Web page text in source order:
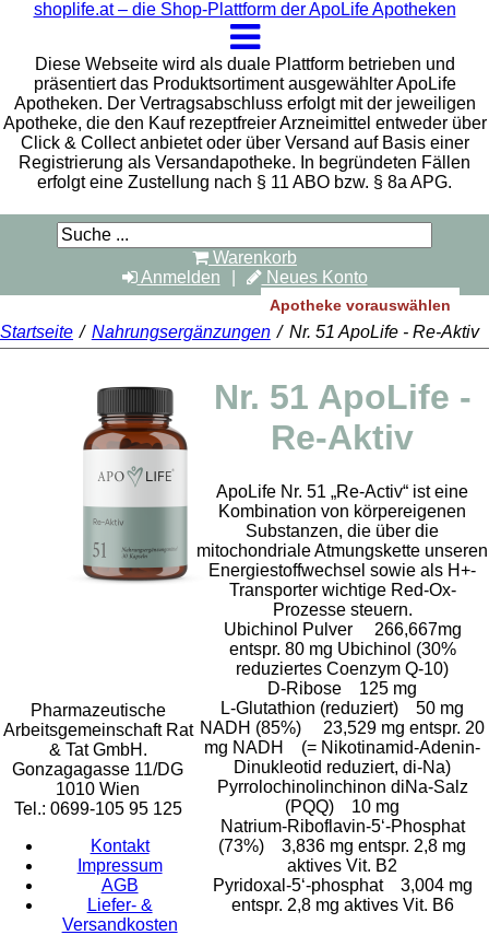
shoplife.at – die Shop-Plattform der ApoLife Apotheken
Diese Webseite wird als duale Plattform betrieben und
präsentiert das Produktsortiment ausgewählter ApoLife
Apotheken. Der Vertragsabschluss erfolgt mit der jeweiligen
Apotheke, die den Kauf rezeptfreier Arzneimittel entweder über
Click & Collect anbietet oder über Versand auf Basis einer
Registrierung als Versandapotheke. In begründeten Fällen
erfolgt eine Zustellung nach § 11 ABO bzw. § 8a APG.
Warenkorb
Anmelden
Neues Konto
Apotheke vorauswählen
Startseite / Nahrungsergänzungen / Nr. 51 ApoLife - Re-Aktiv
Nr. 51 ApoLife -
Re-Aktiv
ApoLife Nr. 51 „Re-Activ“ ist eine
Kombination von körpereigenen
Substanzen, die über die
mitochondriale Atmungskette unseren
Energiestoffwechsel sowie als H+-
Transporter wichtige Red-Ox-
Prozesse steuern.
Ubichinol Pulver 266,667mg
entspr. 80 mg Ubichinol (30%
reduziertes Coenzym Q-10)
D-Ribose 125 mg
L-Glutathion (reduziert) 50 mg
NADH (85%) 23,529 mg entspr. 20
mg NADH (= Nikotinamid-Adenin-
Dinukleotid reduziert, di-Na)
Pyrrolochinolinchinon diNa-Salz
(PQQ) 10 mg
Natrium-Riboflavin-5‘-Phosphat
(73%) 3,836 mg entspr. 2,8 mg
aktives Vit. B2
Pyridoxal-5‘-phosphat 3,004 mg
entspr. 2,8 mg aktives Vit. B6
Pharmazeutische
Arbeitsgemeinschaft Rat
& Tat GmbH.
Gonzagagasse 11/DG
1010 Wien
Tel.: 0699-105 95 125
Kontakt
Impressum
AGB
Liefer- &
Versandkosten